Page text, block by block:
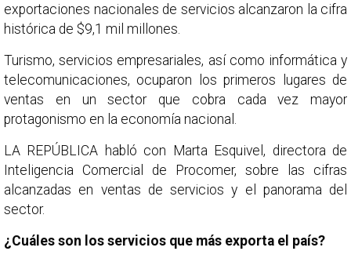
exportaciones nacionales de servicios alcanzaron la cifra
histórica de $9,1 mil millones.
Turismo, servicios empresariales, así como informática y
telecomunicaciones, ocuparon los primeros lugares de
ventas en un sector que cobra cada vez mayor
protagonismo en la economía nacional.
LA REPÚBLICA habló con Marta Esquivel, directora de
Inteligencia Comercial de Procomer, sobre las cifras
alcanzadas en ventas de servicios y el panorama del
sector.
¿Cuáles son los servicios que más exporta el país?